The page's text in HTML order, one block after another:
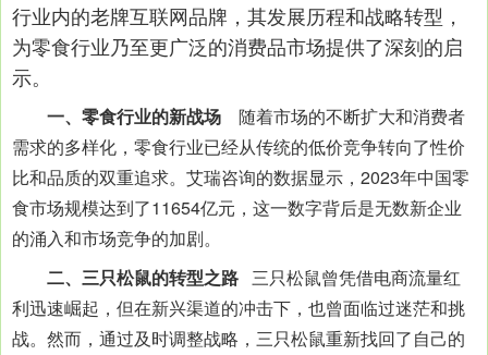
行业内的老牌互联网品牌，其发展历程和战略转型，
为零食行业乃至更广泛的消费品市场提供了深刻的启
示。
一、零食行业的新战场 随着市场的不断扩大和消费者
需求的多样化，零食行业已经从传统的低价竞争转向了性价
比和品质的双重追求。艾瑞咨询的数据显示，2023年中国零
食市场规模达到了11654亿元，这一数字背后是无数新企业
的涌入和市场竞争的加剧。
二、三只松鼠的转型之路 三只松鼠曾凭借电商流量红
利迅速崛起，但在新兴渠道的冲击下，也曾面临过迷茫和挑
战。然而，通过及时调整战略，三只松鼠重新找回了自己的